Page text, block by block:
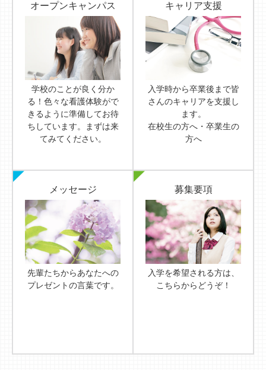
オープンキャンパス
学校のことが良く分か
る！色々な看護体験がで
きるように準備してお待
ちしています。まずは来
てみてください。
キャリア支援
入学時から卒業後まで皆
さんのキャリアを支援し
ます。
在校生の方へ・卒業生の
方へ
メッセージ
先輩たちからあなたへの
プレゼントの言葉です。
募集要項
入学を希望される方は、
こちらからどうぞ！